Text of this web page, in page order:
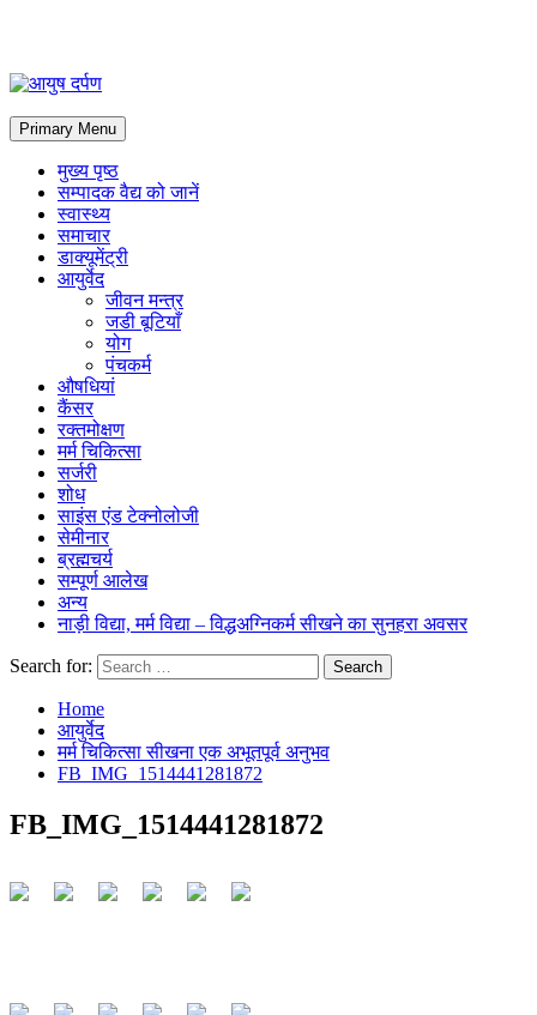
Primary Menu
मुख्य पृष्ठ
सम्पादक वैद्य को जानें
स्वास्थ्य
समाचार
डाक्यूमेंट्री
आयुर्वेद
जीवन मन्त्र
जडी बूटियाँ
योग
पंचकर्म
औषधियां
कैंसर
रक्तमोक्षण
मर्म चिकित्सा
सर्जरी
शोध
साइंस एंड टेक्नोलोजी
सेमीनार
ब्रह्मचर्य
सम्पूर्ण आलेख
अन्य
नाड़ी विद्या, मर्म विद्या – विद्धअग्निकर्म सीखने का सुनहरा अवसर
Search for:
Home
आयुर्वेद
मर्म चिकित्सा सीखना एक अभूतपूर्व अनुभव
FB_IMG_1514441281872
FB_IMG_1514441281872